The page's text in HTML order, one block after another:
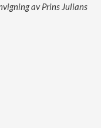
av Prins Julians